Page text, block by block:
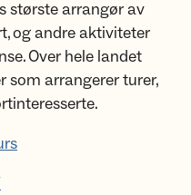
største arrangør av
og andre aktiviteter
Over hele landet
som arrangerer turer,